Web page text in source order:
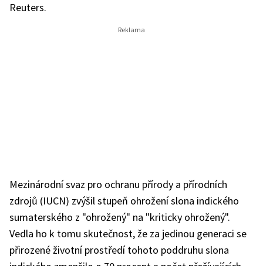
Reuters.
Mezinárodní svaz pro ochranu přírody a přírodních
zdrojů (IUCN) zvýšil stupeň ohrožení slona indického
sumaterského z "ohrožený" na "kriticky ohrožený".
Vedla ho k tomu skutečnost, že za jedinou generaci se
přirozené životní prostředí tohoto poddruhu slona